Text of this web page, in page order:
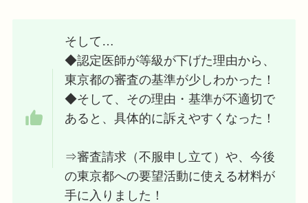
そして…
◆認定医師が等級が下げた理由から、
東京都の審査の基準が少しわかった！
◆そして、その理由・基準が不適切で
あると、具体的に訴えやすくなった！
⇒審査請求（不服申し立て）や、今後
の東京都への要望活動に使える材料が
手に入りました！